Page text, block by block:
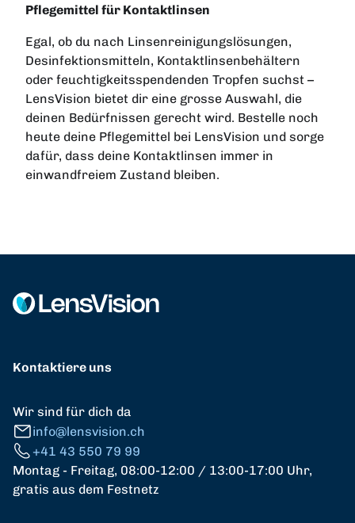
Pflegemittel für Kontaktlinsen
Egal, ob du nach Linsenreinigungslösungen,
Desinfektionsmitteln, Kontaktlinsenbehältern
oder feuchtigkeitsspendenden Tropfen suchst –
LensVision bietet dir eine grosse Auswahl, die
deinen Bedürfnissen gerecht wird. Bestelle noch
heute deine Pflegemittel bei LensVision und sorge
dafür, dass deine Kontaktlinsen immer in
einwandfreiem Zustand bleiben.
Kontaktiere uns
Wir sind für dich da
info@lensvision.ch
+41 43 550 79 99
Montag - Freitag, 08:00-12:00 / 13:00-17:00 Uhr,
gratis aus dem Festnetz